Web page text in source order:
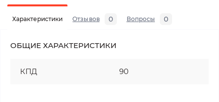
Характеристики Отзывов 0 Вопросы 0
ОБЩИЕ ХАРАКТЕРИСТИКИ
КПД 90